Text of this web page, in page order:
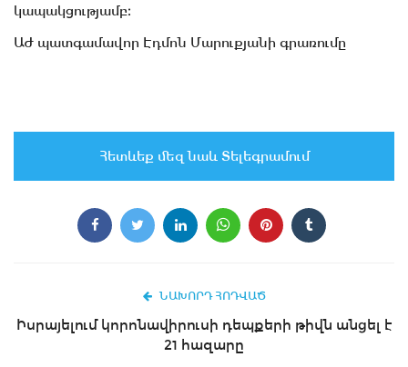
կապակցությամբ։
ԱԺ պատգամավոր Էդմոն Մարուքյանի գրառումը
Հետևեք մեզ նաև Տելեգրամում
ՆԱԽՈՐԴ ՀՈԴՎԱԾ
Իսրայելում կորոնավիրուսի դեպքերի թիվն անցել է
21 հազարը